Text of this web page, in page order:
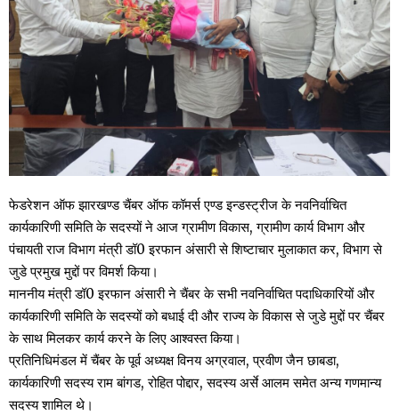
फेडरेशन ऑफ झारखण्ड चैंबर ऑफ कॉमर्स एण्ड इन्डस्ट्रीज के नवनिर्वाचित
कार्यकारिणी समिति के सदस्यों ने आज ग्रामीण विकास, ग्रामीण कार्य विभाग और
पंचायती राज विभाग मंत्री डॉ0 इरफान अंसारी से शिष्टाचार मुलाकात कर, विभाग से
जुडे प्रमुख मुद्दों पर विमर्श किया।
माननीय मंत्री डॉ0 इरफान अंसारी ने चैंबर के सभी नवनिर्वाचित पदाधिकारियों और
कार्यकारिणी समिति के सदस्यों को बधाई दी और राज्य के विकास से जुडे मुद्दों पर चैंबर
के साथ मिलकर कार्य करने के लिए आश्वस्त किया।
प्रतिनिधिमंडल में चैंबर के पूर्व अध्यक्ष विनय अग्रवाल, प्रवीण जैन छाबडा,
कार्यकारिणी सदस्य राम बांगड, रोहित पोद्दार, सदस्य अर्से आलम समेत अन्य गणमान्य
सदस्य शामिल थे।